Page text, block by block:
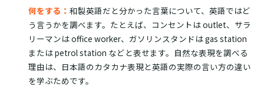
何をする： 和製英語だと分かった言葉について、英語ではど
う言うかを調べます。たとえば、コンセントは outlet、サラ
リーマンは office worker、ガソリンスタンドは gas station
または petrol station などと表せます。自然な表現を調べる
理由は、日本語のカタカナ表現と英語の実際の言い方の違い
を学ぶためです。